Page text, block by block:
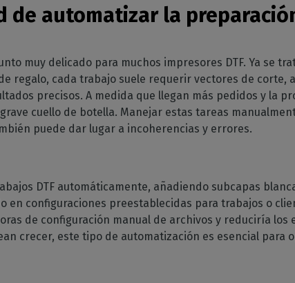
de automatizar la
muy delicado para muchos impresores DTF. Ya se
regalo, cada trabajo suele requerir vectores de corte,
precisos. A medida que llegan más pedidos y la
cuello de botella. Manejar estas tareas
puede dar lugar a incoherencias y errores.
DTF automáticamente, añadiendo subcapas
en configuraciones preestablecidas para trabajos o
de configuración manual de archivos y reduciría los
crecer, este tipo de automatización es esencial para